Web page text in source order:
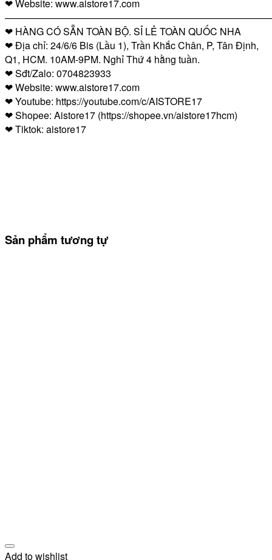
❤ Website: www.aistore17.com
❤ HÀNG CÓ SẴN TOÀN BỘ. SỈ LẺ TOÀN QUỐC NHA
❤ Địa chỉ: 24/6/6 Bis (Lầu 1), Trần Khắc Chân, P, Tân Định,
Q1, HCM. 10AM-9PM. Nghỉ Thứ 4 hằng tuần.
❤ Sđt/Zalo: 0704823933
❤ Website: www.aistore17.com
❤ Youtube: https://youtube.com/c/AISTORE17
❤ Shopee: Aistore17 (https://shopee.vn/aistore17hcm)
❤ Tiktok: aistore17
Sản phẩm tương tự
Add to wishlist